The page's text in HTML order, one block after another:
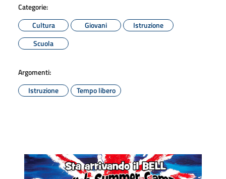
Categorie:
Cultura
Giovani
Istruzione
Scuola
Argomenti:
Istruzione
Tempo libero